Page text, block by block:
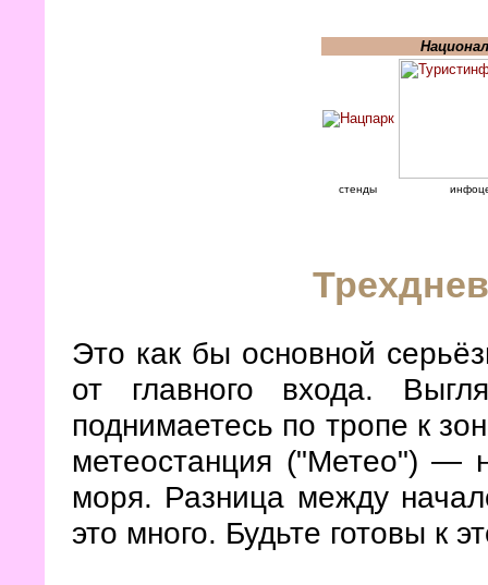
стенды
Это как бы основной
от главного входа.
поднимаетесь по тропе к
метеостанция ("Метео") —
моря. Разница между
это много. Будьте готовы к